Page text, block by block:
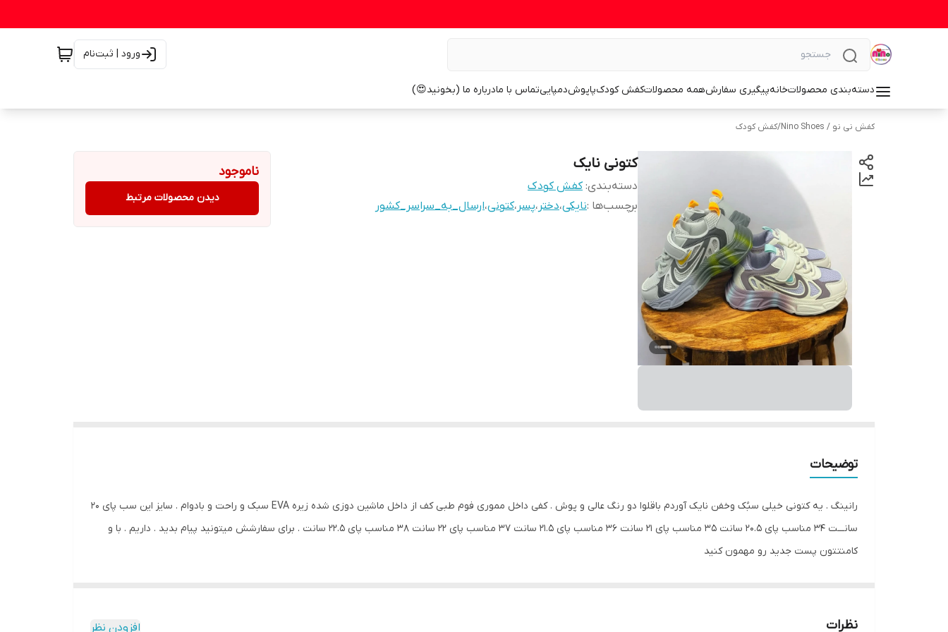
ورود | ثبت‌نام
دسته‌بندی محصولاتخانهپیگیری سفارشهمه محصولاتکفش کودکپاپوشدمپاییتماس با مادرباره ما (بخونید😍)
کفش نی نو / Nino Shoes /کفش کودک
کتونی نایک
دسته‌بندی:کفش کودک
برچسب‌ها :نایکی،دختر ،پسر ،کتونی،ارسال_به_سراسر_کشور
ناموجود
دیدن محصولات مرتبط
توضیحات
رانینگ . یه کتونی خیلی سبُک و‌خفن نایک آوردم باقلوا دو رنگ عالی و پوش . کفی داخل مموری فوم طبی کف از داخل ماشین دوزی شده زیره EVA سبک و راحت و بادوام . سایز این سب پای ۲۰
سانـــت ۳۴ مناسب پای ۲۰.۵ سانت ۳۵ مناسب پای ۲۱ سانت ۳۶ مناسب پای ۲۱.۵ سانت ۳۷ مناسب پای ۲۲ سانت ۳۸ مناسب پای ۲۲.۵ سانت . برای سفارشش میتونید پیام بدید . داریم . با و
کامنتتون پست جدید رو مهمون کنید
نظرات افزودن نظر